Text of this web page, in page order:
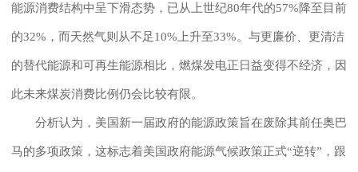
能源消费结构中呈下滑态势，已从上世纪80年代的57%降至目前
的32%，而天然气则从不足10%上升至33%。与更廉价、更清洁
的替代能源和可再生能源相比，燃煤发电正日益变得不经济，因
此未来煤炭消费比例仍会比较有限。
分析认为，美国新一届政府的能源政策旨在废除其前任奥巴
马的多项政策，这标志着美国政府能源气候政策正式“逆转”，跟